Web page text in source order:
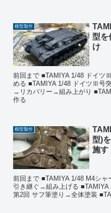
模型製作
型を
け
前回まで ■TAMIYA 1/48 ドイツ
める ■TAMIYA 1/48 ドイツⅢ号
→リカバリー→組み上がり
作る
模型製作
型)
施す
前回まで ■TAMIYA 1/48 M4シャ
引き継ぐ→組み上げる ■TAMIYA
第2回 サフ筆塗り→全体塗装